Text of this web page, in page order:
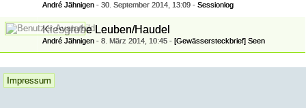
André Jähnigen - 30. September 2014, 13:09 - Sessionlog
Kiesgrube Leuben/Haudel
André Jähnigen - 8. März 2014, 10:45 - [Gewässersteckbrief] Seen
Impressum